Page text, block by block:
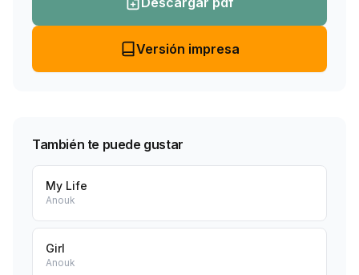
Versión impresa
También te puede gustar
My Life
Anouk
Girl
Anouk